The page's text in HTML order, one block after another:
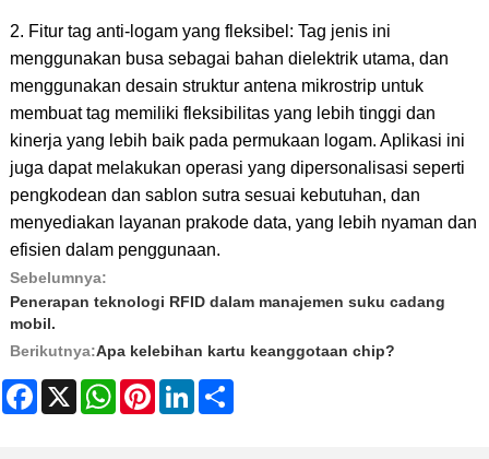
2. Fitur tag anti-logam yang fleksibel: Tag jenis ini
menggunakan busa sebagai bahan dielektrik utama, dan
menggunakan desain struktur antena mikrostrip untuk
membuat tag memiliki fleksibilitas yang lebih tinggi dan
kinerja yang lebih baik pada permukaan logam. Aplikasi ini
juga dapat melakukan operasi yang dipersonalisasi seperti
pengkodean dan sablon sutra sesuai kebutuhan, dan
menyediakan layanan prakode data, yang lebih nyaman dan
efisien dalam penggunaan.
Sebelumnya:
Penerapan teknologi RFID dalam manajemen suku cadang
mobil.
Berikutnya:Apa kelebihan kartu keanggotaan chip?
Facebook
X WhatsApp
PinterestLinkedIn